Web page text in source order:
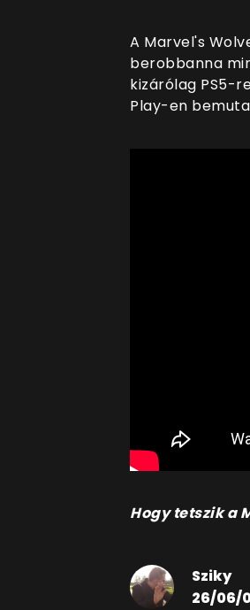
A Marvel's
berobbanna
kizárólag PS5-
Play-en
Hogy tetszik a
Sziky
26/06/